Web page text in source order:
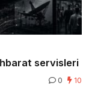
servisleri
0 10